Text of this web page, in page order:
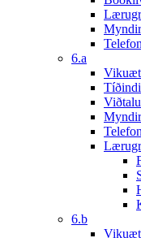
Myndir
6.a
Tíðindi
Myndir
6.b